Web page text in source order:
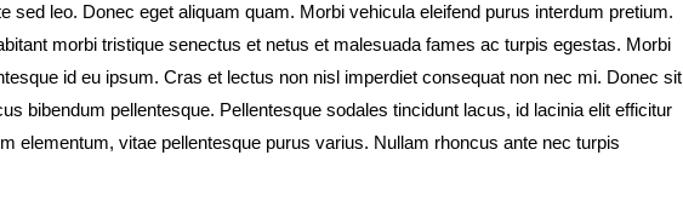
sed leo. Donec eget aliquam quam. Morbi vehicula eleifend purus interdum pretium.
morbi tristique senectus et netus et malesuada fames ac turpis egestas. Morbi
id eu ipsum. Cras et lectus non nisl imperdiet consequat non nec mi. Donec sit
bibendum pellentesque. Pellentesque sodales tincidunt lacus, id lacinia elit efficitur
elementum, vitae pellentesque purus varius. Nullam rhoncus ante nec turpis